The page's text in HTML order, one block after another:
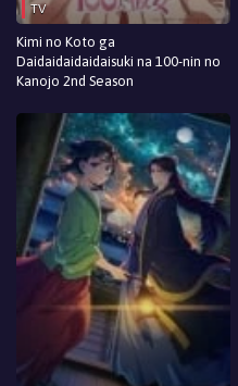
TV
Kimi no Koto ga
Daidaidaidaidaisuki na 100-nin no
Kanojo 2nd Season